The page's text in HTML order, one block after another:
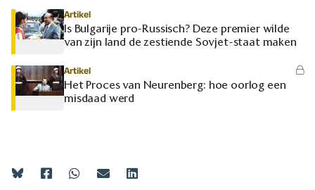
Artikel
Is Bulgarije pro-Russisch? Deze premier wilde
van zijn land de zestiende Sovjet-staat maken
Artikel
Het Proces van Neurenberg: hoe oorlog een
misdaad werd